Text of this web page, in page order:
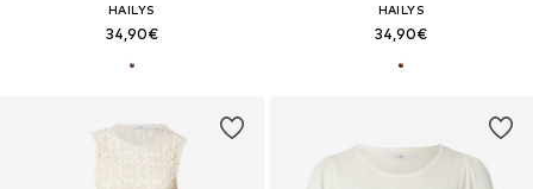
HAILYS
34,90€
HAILYS
34,90€